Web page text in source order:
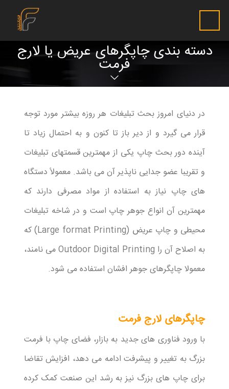
دسته بندی چاپگرهای عریض یا لارج
فرمت
در دنیای امروز بحث تبلیغات هر روزه بیشتر مورد توجه
قرار می گیرد و از دیر باز تا کنون و به احتمال زیاد تا
آینده دور بحث چاپ یکی از مهمترین قسمتهای تبلیغات
و تقریبا عضو جدایی ناپذیر آن می باشد. معمولاً دستگاه
های چاپ نیاز به استفاده از مواد مصرفی دارند که
مهمترین آن انواع جوهر چاپ است و در شاخه تبلیغات
محیطی و چاپ عریض (Large format Printing) که
به اصلاح آن را Outdoor Digital Printing می نامند،
معمولا چاپگرهای جوهر افشان استفاده می شود.
چاپگرهای لارج فرمت
با ورود فناوری های جدید به بازار، فضای چاپ با فرمت
بزرگ به تغییر و پیشرفت ادامه می دهد، افزایش تقاضا
برای چاپ های بزرگ نیز به رشد این صنعت کمک کرده